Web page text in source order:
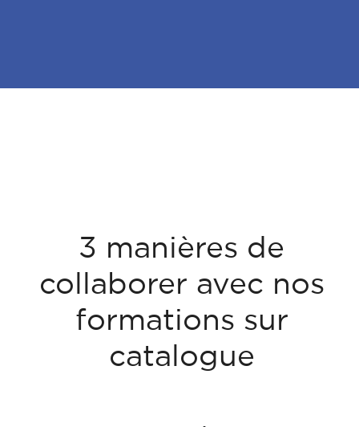
3 manières de
collaborer avec nos
formations sur
catalogue